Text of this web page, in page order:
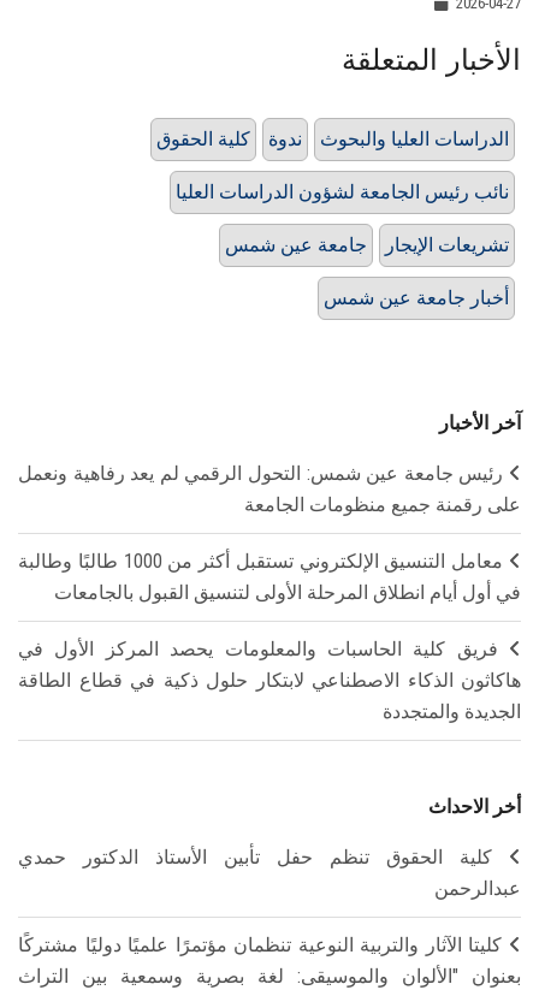
الأخبار المتعلقة
كلية الحقوق ندوة الدراسات العليا والبحوث
نائب رئيس الجامعة لشؤون الدراسات العليا
جامعة عين شمس تشريعات الإيجار
أخبار جامعة عين شمس
آخر الأخبار
رئيس جامعة عين شمس: التحول الرقمي لم يعد رفاهية ونعمل
على رقمنة جميع منظومات الجامعة
معامل التنسيق الإلكتروني تستقبل أكثر من 1000 طالبًا وطالبة
في أول أيام انطلاق المرحلة الأولى لتنسيق القبول بالجامعات
فريق كلية الحاسبات والمعلومات يحصد المركز الأول في
هاكاثون الذكاء الاصطناعي لابتكار حلول ذكية في قطاع الطاقة
الجديدة والمتجددة
أخر الاحداث
كلية الحقوق تنظم حفل تأبين الأستاذ الدكتور حمدي
عبدالرحمن
كليتا الآثار والتربية النوعية تنظمان مؤتمرًا علميًا دوليًا مشتركًا
بعنوان "الألوان والموسيقى: لغة بصرية وسمعية بين التراث